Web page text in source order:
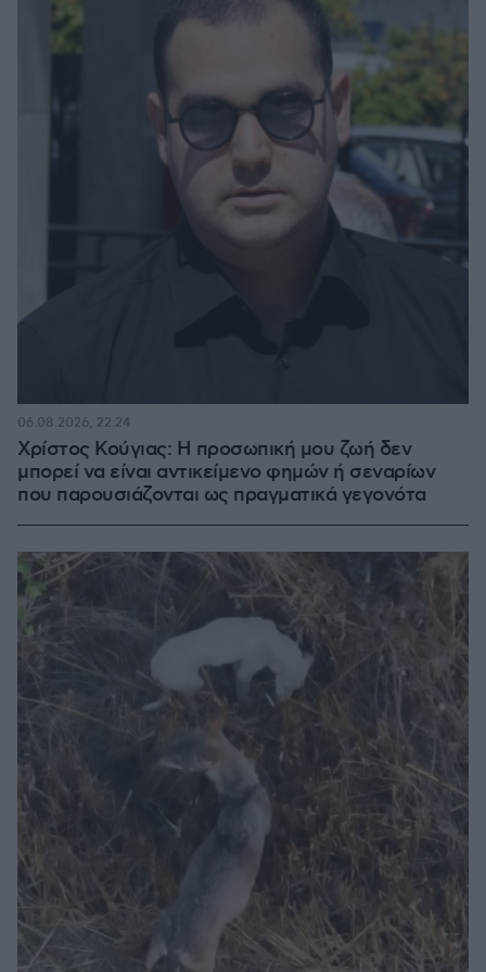
Χρίστος Κούγιας: Η προσωπική μου ζωή δεν
μπορεί να είναι αντικείμενο φημών ή σεναρίων
που παρουσιάζονται ως πραγματικά γεγονότα
06.08.2026, 22:24